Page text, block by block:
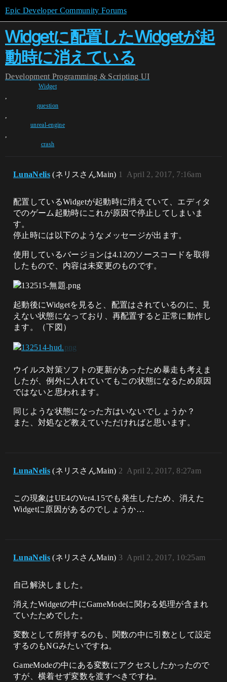
Epic Developer Community Forums
Widgetに配置したWidgetが起
動時に消えている
Development Programming & Scripting UI
Widget
,
question
,
unreal-engine
,
crash
LunaNelis (ネリスさんMain) April 2, 2017, 7:16am
1
配置しているWidgetが起動時に消えていて、エディタ
でのゲーム起動時にこれが原因で停止してしまいま
す。
停止時には以下のようなメッセージが出ます。
使用しているバージョンは4.12のソースコードを取得
したもので、内容は未変更のものです。
起動後にWidgetを見ると、配置はされているのに、見
えない状態になっており、再配置すると正常に動作し
ます。（下図）
ウイルス対策ソフトの更新があったため暴走も考えま
したが、例外に入れていてもこの状態になるため原因
ではないと思われます。
同じような状態になった方はいないでしょうか？
また、対処など教えていただければと思います。
LunaNelis (ネリスさんMain) April 2, 2017, 8:27am
2
この現象はUE4のVer4.15でも発生したため、消えた
Widgetに原因があるのでしょうか…
LunaNelis (ネリスさんMain) April 2, 2017, 10:25am
3
自己解決しました。
消えたWidgetの中にGameModeに関わる処理が含まれ
ていたためでした。
変数として所持するのも、関数の中に引数として設定
するのもNGみたいですね。
GameModeの中にある変数にアクセスしたかったので
すが、横着せず変数を渡すべきですね。